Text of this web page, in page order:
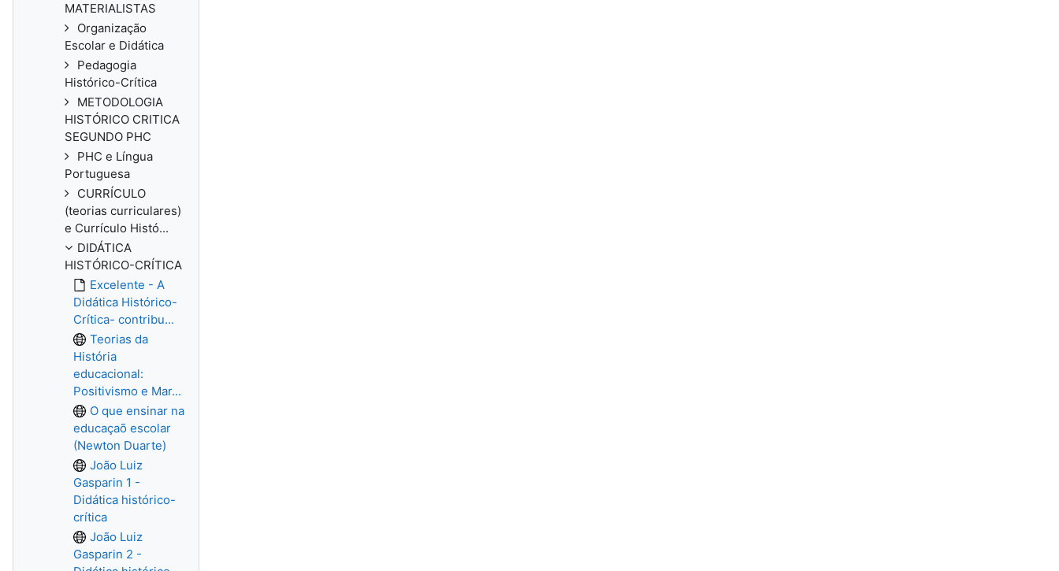
MATERIALISTAS
Organização
Escolar e Didática
Pedagogia
Histórico-Crítica
METODOLOGIA
HISTÓRICO CRITICA
SEGUNDO PHC
PHC e Língua
Portuguesa
CURRÍCULO
(teorias curriculares)
e Currículo Histó...
DIDÁTICA
HISTÓRICO-CRÍTICA
Excelente - A
Didática Histórico-
Crítica- contribu...
Teorias da
História
educacional:
Positivismo e Mar...
O que ensinar na
educaçaõ escolar
(Newton Duarte)
João Luiz
Gasparin 1 -
Didática histórico-
crítica
João Luiz
Gasparin 2 -